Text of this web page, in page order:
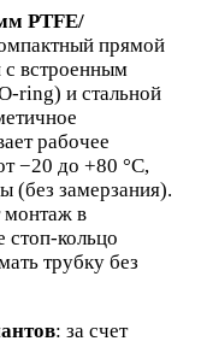
PTFE/
прямой
с встроенным
и стальной
рабочее
−20 до +80 °C,
(без замерзания).
монтаж в
стоп‑кольцо
трубку без
: за счет